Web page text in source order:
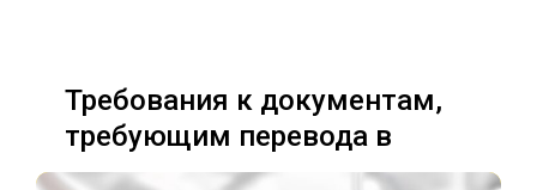
Требования к документам,
требующим перевода в
разных странах